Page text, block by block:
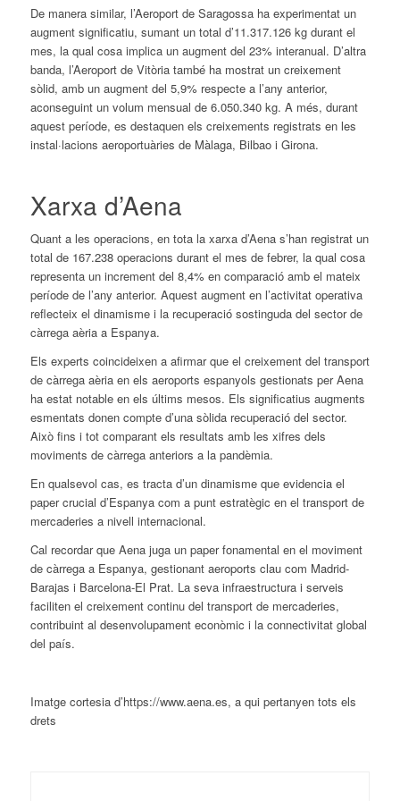
De manera similar, l’Aeroport de Saragossa ha experimentat un
augment significatiu, sumant un total d’11.317.126 kg durant el
mes, la qual cosa implica un augment del 23% interanual. D’altra
banda, l’Aeroport de Vitòria també ha mostrat un creixement
sòlid, amb un augment del 5,9% respecte a l’any anterior,
aconseguint un volum mensual de 6.050.340 kg. A més, durant
aquest període, es destaquen els creixements registrats en les
instal·lacions aeroportuàries de Màlaga, Bilbao i Girona.
Xarxa d’Aena
Quant a les operacions, en tota la xarxa d’Aena s’han registrat un
total de 167.238 operacions durant el mes de febrer, la qual cosa
representa un increment del 8,4% en comparació amb el mateix
període de l’any anterior. Aquest augment en l’activitat operativa
reflecteix el dinamisme i la recuperació sostinguda del sector de
càrrega aèria a Espanya.
Els experts coincideixen a afirmar que el creixement del transport
de càrrega aèria en els aeroports espanyols gestionats per Aena
ha estat notable en els últims mesos. Els significatius augments
esmentats donen compte d’una sòlida recuperació del sector.
Això fins i tot comparant els resultats amb les xifres dels
moviments de càrrega anteriors a la pandèmia.
En qualsevol cas, es tracta d’un dinamisme que evidencia el
paper crucial d’Espanya com a punt estratègic en el transport de
mercaderies a nivell internacional.
Cal recordar que Aena juga un paper fonamental en el moviment
de càrrega a Espanya, gestionant aeroports clau com Madrid-
Barajas i Barcelona-El Prat. La seva infraestructura i serveis
faciliten el creixement continu del transport de mercaderies,
contribuint al desenvolupament econòmic i la connectivitat global
del país.
Imatge cortesia d’https://www.aena.es, a qui pertanyen tots els
drets